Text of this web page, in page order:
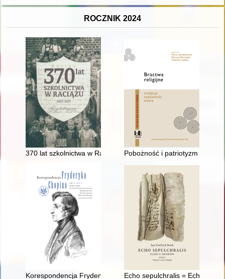
ROCZNIK 2024
370 lat szkolnictwa w Raciążu : 1653-2023 : rys historyczny
Pobożność i patriotyzm :
Korespondencja Fryderyka Chopina. T. 3 cz. 3,
Echo sepulchralis = Echo z